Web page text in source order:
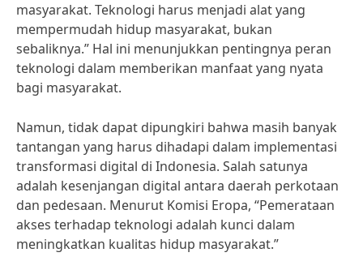
masyarakat. Teknologi harus menjadi alat yang
mempermudah hidup masyarakat, bukan
sebaliknya.” Hal ini menunjukkan pentingnya peran
teknologi dalam memberikan manfaat yang nyata
bagi masyarakat.
Namun, tidak dapat dipungkiri bahwa masih banyak
tantangan yang harus dihadapi dalam implementasi
transformasi digital di Indonesia. Salah satunya
adalah kesenjangan digital antara daerah perkotaan
dan pedesaan. Menurut Komisi Eropa, “Pemerataan
akses terhadap teknologi adalah kunci dalam
meningkatkan kualitas hidup masyarakat.”